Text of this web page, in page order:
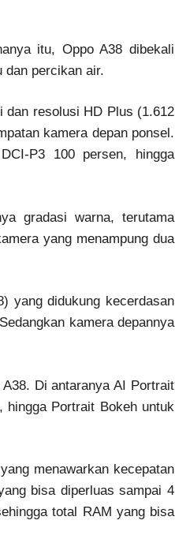
itu, Oppo A38 dibekali
dan percikan air.
dan resolusi HD Plus (1.612
kamera depan ponsel.
P3 100 persen, hingga
gradasi warna, terutama
yang menampung dua
yang didukung kecerdasan
kamera depannya
Di antaranya AI Portrait
hingga Portrait Bokeh untuk
menawarkan kecepatan
bisa diperluas sampai 4
total RAM yang bisa